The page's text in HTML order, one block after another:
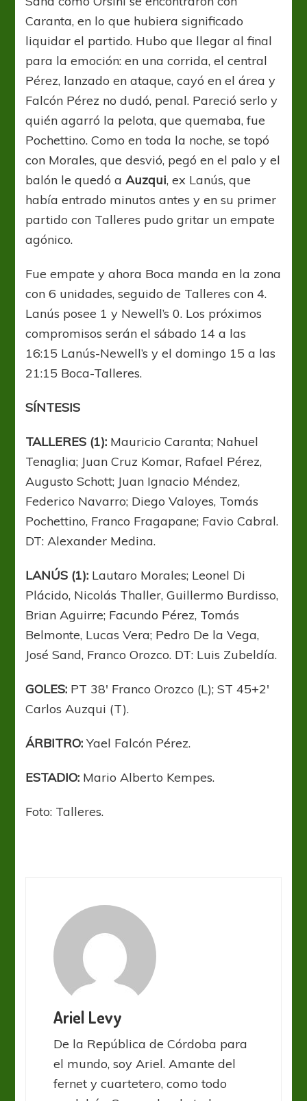
Caranta, en lo que hubiera significado
liquidar el partido. Hubo que llegar al final
para la emoción: en una corrida, el central
Pérez, lanzado en ataque, cayó en el área y
Falcón Pérez no dudó, penal. Pareció serlo y
quién agarró la pelota, que quemaba, fue
Pochettino. Como en toda la noche, se topó
con Morales, que desvió, pegó en el palo y el
balón le quedó aAuzqui, ex Lanús, que
había entrado minutos antes y en su primer
partido con Talleres pudo gritar un empate
agónico.
Fue empate y ahora Boca manda en la zona
con 6 unidades, seguido de Talleres con 4.
Lanús posee 1 y Newell’s 0. Los próximos
compromisos serán el sábado 14 a las
16:15 Lanús-Newell’s y el domingo 15 a las
21:15 Boca-Talleres.
SÍNTESIS
TALLERES (1): Mauricio Caranta; Nahuel
Tenaglia; Juan Cruz Komar, Rafael Pérez,
Augusto Schott; Juan Ignacio Méndez,
Federico Navarro; Diego Valoyes, Tomás
Pochettino, Franco Fragapane; Favio Cabral.
DT: Alexander Medina.
LANÚS (1): Lautaro Morales; Leonel Di
Plácido, Nicolás Thaller, Guillermo Burdisso,
Brian Aguirre; Facundo Pérez, Tomás
Belmonte, Lucas Vera; Pedro De la Vega,
José Sand, Franco Orozco. DT: Luis Zubeldía.
GOLES: PT 38′ Franco Orozco (L); ST 45+2′
Carlos Auzqui (T).
ÁRBITRO: Yael Falcón Pérez.
ESTADIO: Mario Alberto Kempes.
Foto: Talleres.
Ariel Levy
De la República de Córdoba para
el mundo, soy Ariel. Amante del
fernet y cuartetero, como todo